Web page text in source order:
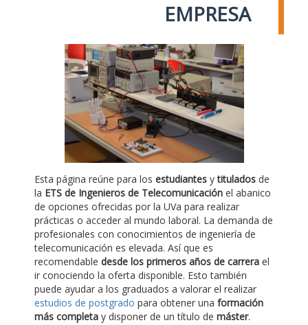
EMPRESA
Esta página reúne para los estudiantes ytitulados de
la ETS de Ingenieros de Telecomunicación el abanico
de opciones ofrecidas por la UVa para realizar
prácticas o acceder al mundo laboral. La demanda de
profesionales con conocimientos de ingeniería de
telecomunicación es elevada. Así que es
recomendable desde los primeros años de carrera el
ir conociendo la oferta disponible. Esto también
puede ayudar a los graduados a valorar el realizar
estudios de postgrado para obtener una formación
más completa y disponer de un título de máster.